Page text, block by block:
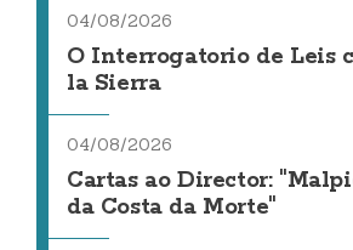
04/08/2026
O Interrogatorio de Leis
la Sierra
04/08/2026
Cartas ao Director:
da Costa da Morte"